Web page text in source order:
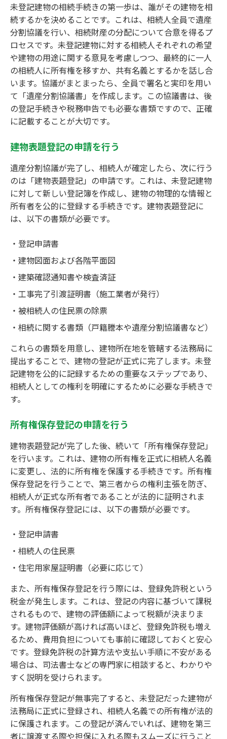
未登記建物の相続手続きの第一歩は、誰がその建物を相
続するかを決めることです。これは、相続人全員で遺産
分割協議を行い、相続財産の分配について合意を得るプ
ロセスです。未登記建物に対する相続人それぞれの希望
や建物の用途に関する意見を考慮しつつ、最終的に一人
の相続人に所有権を移すか、共有名義とするかを話し合
います。協議がまとまったら、全員で署名と実印を用い
て「遺産分割協議書」を作成します。この協議書は、後
の登記手続きや税務申告でも必要な書類ですので、正確
に記載することが大切です。
建物表題登記の申請を行う
遺産分割協議が完了し、相続人が確定したら、次に行う
のは「建物表題登記」の申請です。これは、未登記建物
に対して新しい登記簿を作成し、建物の物理的な情報と
所有者を公的に登録する手続きです。建物表題登記に
は、以下の書類が必要です。
登記申請書
建物図面および各階平面図
建築確認通知書や検査済証
工事完了引渡証明書（施工業者が発行）
被相続人の住民票の除票
相続に関する書類（戸籍謄本や遺産分割協議書など）
これらの書類を用意し、建物所在地を管轄する法務局に
提出することで、建物の登記が正式に完了します。未登
記建物を公的に記録するための重要なステップであり、
相続人としての権利を明確にするために必要な手続きで
す。
所有権保存登記の申請を行う
建物表題登記が完了した後、続いて「所有権保存登記」
を行います。これは、建物の所有権を正式に相続人名義
に変更し、法的に所有権を保護する手続きです。所有権
保存登記を行うことで、第三者からの権利主張を防ぎ、
相続人が正式な所有者であることが法的に証明されま
す。所有権保存登記には、以下の書類が必要です。
登記申請書
相続人の住民票
住宅用家屋証明書（必要に応じて）
また、所有権保存登記を行う際には、登録免許税という
税金が発生します。これは、登記の内容に基づいて課税
されるもので、建物の評価額によって税額が決まりま
す。建物評価額が高ければ高いほど、登録免許税も増え
るため、費用負担についても事前に確認しておくと安心
です。登録免許税の計算方法や支払い手順に不安がある
場合は、司法書士などの専門家に相談すると、わかりや
すく説明を受けられます。
所有権保存登記が無事完了すると、未登記だった建物が
法務局に正式に登録され、相続人名義での所有権が法的
に保護されます。この登記が済んでいれば、建物を第三
者に譲渡する際や担保に入れる際もスムーズに行うこと